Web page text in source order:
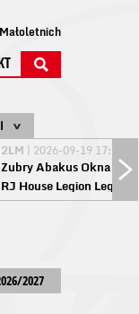
2LM | 2026-09-19 17:00
Żubry Abakus Okna
RJ House Legion
2027